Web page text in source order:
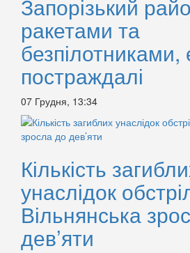
Запорізький
ракетами та
безпілотниками,
постраждалі
07 Грудня, 13:34
Кількість
унаслідок
Вільнянська
дев’яти